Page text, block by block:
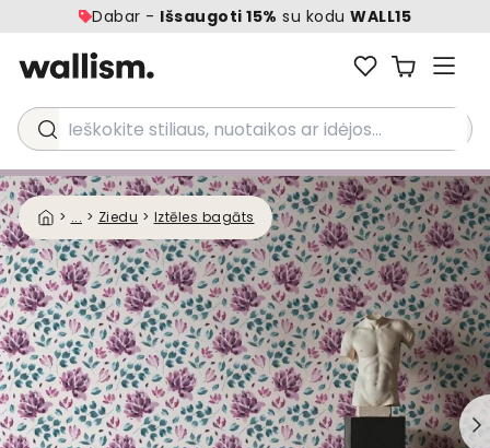
Dabar - Išsaugoti 15% su kodu WALL15
Ieškokite stiliaus, nuotaikos ar idėjos...
> ... > Ziedu > Iztēles bagāts